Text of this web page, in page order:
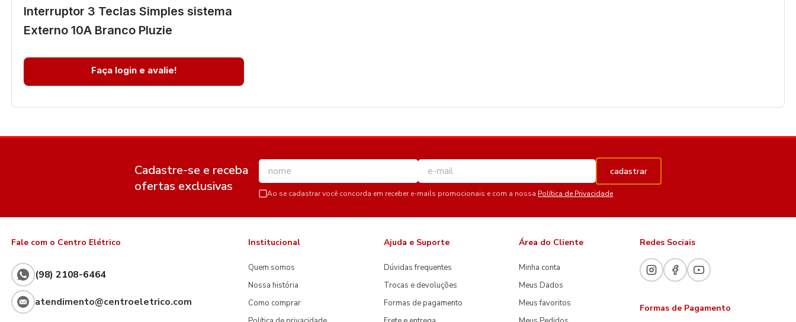
Interruptor 3 Teclas Simples sistema
Externo 10A Branco Pluzie
Faça login e avalie!
Cadastre-se e receba
ofertas exclusivas
cadastrar
Ao se cadastrar você concorda em receber e-mails promocionais e com a nossa Política de Privacidade
Fale com o Centro Elétrico
(98) 2108-6464
atendimento@centroeletrico.com
Institucional
Quem somos
Nossa história
Como comprar
Ajuda e Suporte
Dúvidas frequentes
Trocas e devoluções
Formas de pagamento
Área do Cliente
Minha conta
Meus Dados
Meus favoritos
Redes Sociais
Formas de Pagamento